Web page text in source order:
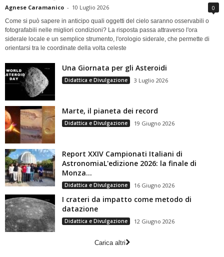
Agnese Caramanico - 10 Luglio 2026 0
Come si può sapere in anticipo quali oggetti del cielo saranno osservabili o
fotografabili nelle migliori condizioni? La risposta passa attraverso l'ora
siderale locale e un semplice strumento, l'orologio siderale, che permette di
orientarsi tra le coordinate della volta celeste
Una Giornata per gli Asteroidi
Didattica e Divulgazione 3 Luglio 2026
Marte, il pianeta dei record
Didattica e Divulgazione 19 Giugno 2026
Report XXIV Campionati Italiani di
AstronomiaL'edizione 2026: la finale di
Monza...
Didattica e Divulgazione 16 Giugno 2026
I crateri da impatto come metodo di
datazione
Didattica e Divulgazione 12 Giugno 2026
Carica altri